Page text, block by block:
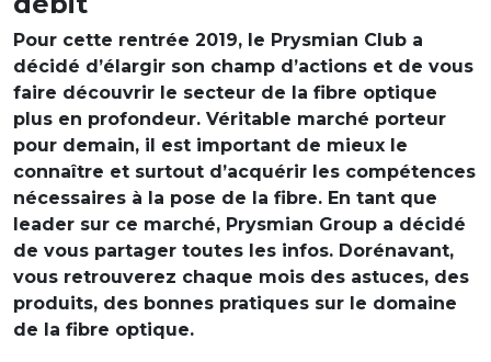
Pour cette rentrée 2019, le Prysmian Club a
décidé d’élargir son champ d’actions et de vous
faire découvrir le secteur de la fibre optique
plus en profondeur. Véritable marché porteur
pour demain, il est important de mieux le
connaître et surtout d’acquérir les compétences
nécessaires à la pose de la fibre. En tant que
leader sur ce marché, Prysmian Group a décidé
de vous partager toutes les infos. Dorénavant,
vous retrouverez chaque mois des astuces, des
produits, des bonnes pratiques sur le domaine
de la fibre optique.